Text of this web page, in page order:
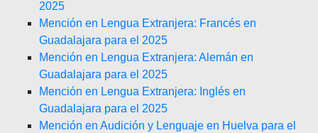
2025
Mención en Lengua Extranjera: Francés en
Guadalajara para el 2025
Mención en Lengua Extranjera: Alemán en
Guadalajara para el 2025
Mención en Lengua Extranjera: Inglés en
Guadalajara para el 2025
Mención en Audición y Lenguaje en Huelva para el